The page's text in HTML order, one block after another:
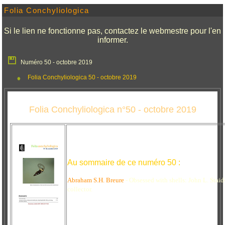
Folia Conchyliologica
Si le lien ne fonctionne pas, contactez le webmestre pour l'en
informer.
Numéro 50 - octobre 2019
Folia Conchyliologica 50 - octobre 2019
Folia Conchyliologica n°50 - octobre 2019
Au sommaire de ce numéro 50 :
Abraham S.H. Breure - Obsessed with shells: John L.
collector.